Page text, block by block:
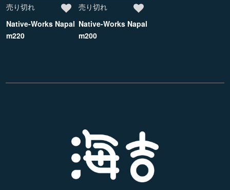
売り切れ
Native-Works Napal
m220
売り切れ
Native-Works Napal
m200